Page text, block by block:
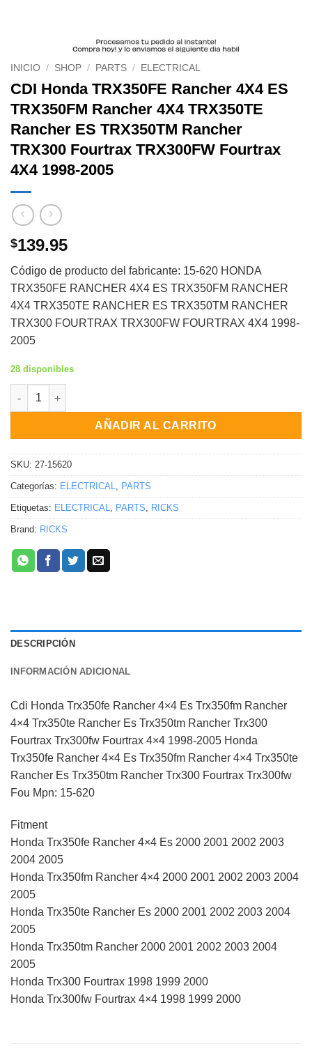
INICIO / SHOP / PARTS / ELECTRICAL
CDI Honda TRX350FE Rancher 4X4 ES
TRX350FM Rancher 4X4 TRX350TE
Rancher ES TRX350TM Rancher
TRX300 Fourtrax TRX300FW Fourtrax
4X4 1998-2005
$139.95
Código de producto del fabricante: 15-620 HONDA
TRX350FE RANCHER 4X4 ES TRX350FM RANCHER
4X4 TRX350TE RANCHER ES TRX350TM RANCHER
TRX300 FOURTRAX TRX300FW FOURTRAX 4X4 1998-
2005
28 disponibles
CDI Honda TRX350FE Rancher 4X4 ES TRX350FM Rancher
AÑADIR AL CARRITO
SKU: 27-15620
Categorías: ELECTRICAL PARTS
Etiquetas: ELECTRICAL PARTS RICKS
Brand: RICKS
DESCRIPCIÓN
INFORMACIÓN ADICIONAL
Cdi Honda Trx350fe Rancher 4×4 Es Trx350fm Rancher
4×4 Trx350te Rancher Es Trx350tm Rancher Trx300
Fourtrax Trx300fw Fourtrax 4×4 1998-2005 Honda
Trx350fe Rancher 4×4 Es Trx350fm Rancher 4×4 Trx350te
Rancher Es Trx350tm Rancher Trx300 Fourtrax Trx300fw
Fou Mpn: 15-620
Fitment
Honda Trx350fe Rancher 4×4 Es 2000 2001 2002 2003
2004 2005
Honda Trx350fm Rancher 4×4 2000 2001 2002 2003 2004
2005
Honda Trx350te Rancher Es 2000 2001 2002 2003 2004
2005
Honda Trx350tm Rancher 2000 2001 2002 2003 2004
2005
Honda Trx300 Fourtrax 1998 1999 2000
Honda Trx300fw Fourtrax 4×4 1998 1999 2000